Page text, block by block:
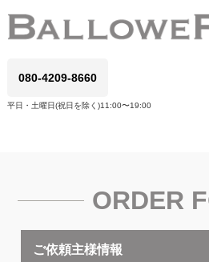
080-4209-8660
平日・土曜日(祝日を除く)11:00〜19:00
ORDER
ご依頼主様情報